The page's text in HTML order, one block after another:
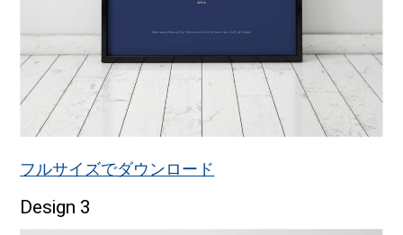
フルサイズでダウンロード
Design 3